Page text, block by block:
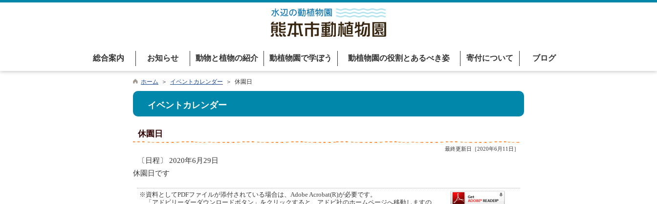
総合案内 お知らせ 動物と植物の紹介 動植物園で学ぼう 動植物園の役割とあるべき姿 寄付について ブログ
ホーム ＞ イベントカレンダー ＞ 休園日
イベントカレンダー
休園日
最終更新日［2020年6月11日］
〔日程〕 2020年6月29日
休園日です
※資料としてPDFファイルが添付されている場合は、Adobe Acrobat(R)が必要です。
「アドビリーダーダウンロードボタン」をクリックすると、アドビ社のホームページへ移動しますの